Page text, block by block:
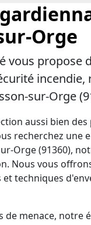
Orge
vous propose
sur-Orge
aussi bien
recherchez une
Orge (91360),
Nous vous
et techniques
de menace, notre